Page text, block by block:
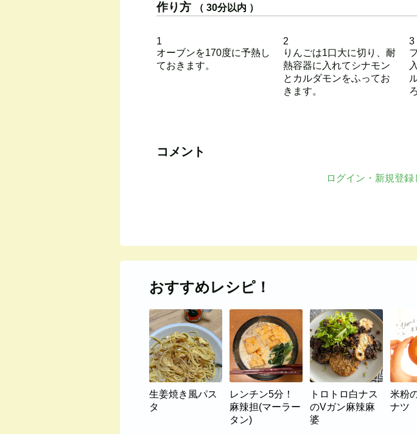
作り方 （ 30分以内 ）
1
オーブンを170度に予熱し
ておきます。
2
りんごは1口大に切り、耐
熱容器に入れてシナモン
とカルダモンをふってお
きます。
3
コメント
ログイン・新規登
おすすめレシピ！
生姜焼き風パス
タ
レンチン5分！
麻辣担(マーラー
タン)
トロトロ白ナス
のVガン麻辣麻
婆
米粉
ナツ